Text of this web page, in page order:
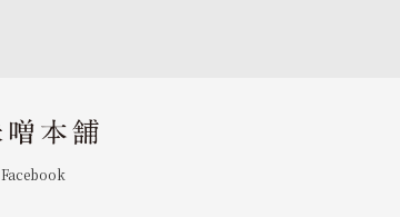
Facebook